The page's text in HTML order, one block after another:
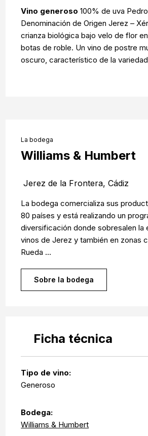
Vino generoso 100% de uva
Denominación de Origen Jerez –
crianza biológica bajo velo de flor
botas de roble. Un vino de postre
oscuro, característico de la
La bodega
Williams & Humbert
Jerez de la Frontera, Cádiz
La bodega comercializa sus
80 países y está realizando un
diversificación donde sobresalen la
vinos de Jerez y también en zonas
Rueda ...
Sobre la bodega
Ficha técnica
Tipo de vino:
Generoso
Bodega:
Williams & Humbert